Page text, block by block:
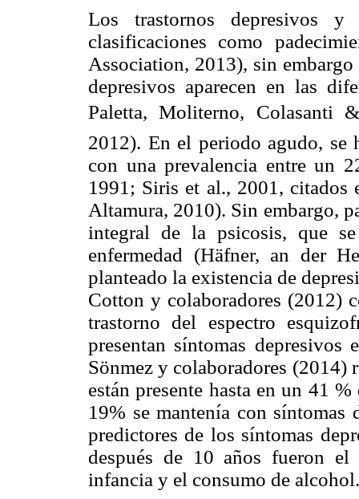
Los trastornos depresivos
clasificaciones como
Association, 2013), sin
depresivos aparecen en las
Paletta, Moliterno, Colasanti
2012). En el periodo agudo, se
con una prevalencia entre un
1991; Siris et al., 2001,
Altamura, 2010). Sin embargo,
integral de la psicosis, que
enfermedad (Häfner, an der
planteado la existencia de
Cotton y colaboradores (2012)
trastorno del espectro
presentan síntomas depresivos
Sönmez y colaboradores (2014)
están presente hasta en un 41
19% se mantenía con síntomas
predictores de los síntomas
después de 10 años fueron
infancia y el consumo de alcohol.